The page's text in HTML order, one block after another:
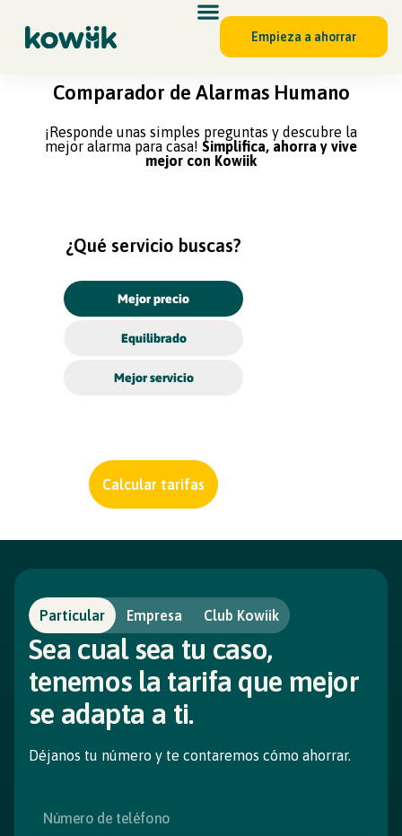
Empieza a ahorrar
Comparador de Alarmas Humano
¡Responde unas simples preguntas y descubre la
mejor alarma para casa! Simplifica, ahorra y vive
mejor con Kowiik
¿Qué servicio buscas?
Mejor precio
Equilibrado
Mejor servicio
Calcular tarifas
Particular Empresa Club Kowiik
Sea cual sea tu caso,
tenemos la tarifa que mejor
se adapta a ti.
Déjanos tu número y te contaremos cómo ahorrar.